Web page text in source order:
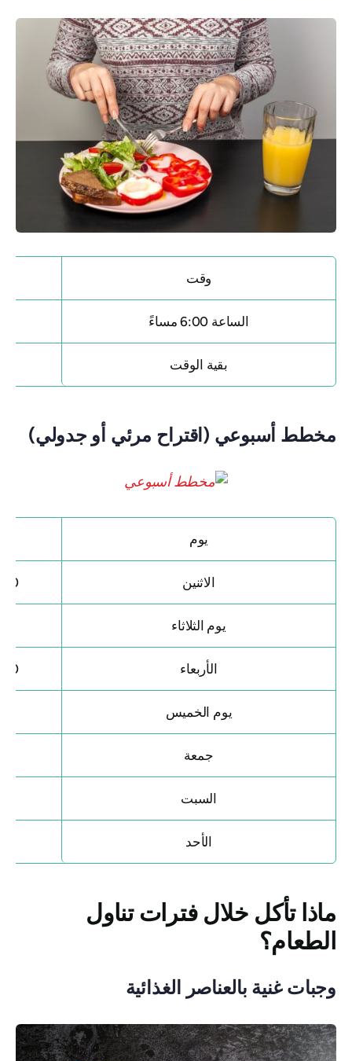
وقت
الساعة 6:00 مساءً
بقية الوقت
مخطط أسبوعي (اقتراح مرئي أو جدولي)
يوم
الاثنين 500-600
يوم الثلاثاء
الأربعاء 500-600
يوم الخميس
جمعة
السبت
الأحد
ماذا تأكل خلال فترات تناول
الطعام؟
وجبات غنية بالعناصر الغذائية